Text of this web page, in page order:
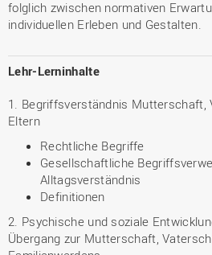
folglich zwischen normativen
individuellen Erleben und Gestalten.
Lehr-Lerninhalte
1. Begriffsverständnis Mutterschaft,
Eltern
Rechtliche Begriffe
Gesellschaftliche
Alltagsverständnis
Definitionen
2. Psychische und soziale
Übergang zur Mutterschaft,